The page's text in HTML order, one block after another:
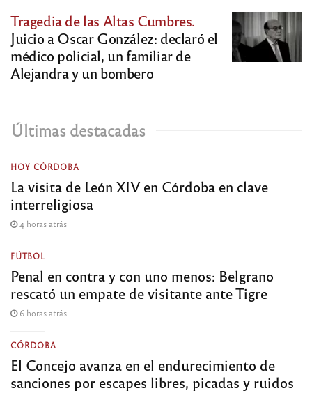
Tragedia de las Altas Cumbres.
Juicio a Oscar González: declaró el
médico policial, un familiar de
Alejandra y un bombero
Últimas destacadas
HOY CÓRDOBA
La visita de León XIV en Córdoba en clave
interreligiosa
4 horas atrás
FÚTBOL
Penal en contra y con uno menos: Belgrano
rescató un empate de visitante ante Tigre
6 horas atrás
CÓRDOBA
El Concejo avanza en el endurecimiento de
sanciones por escapes libres, picadas y ruidos